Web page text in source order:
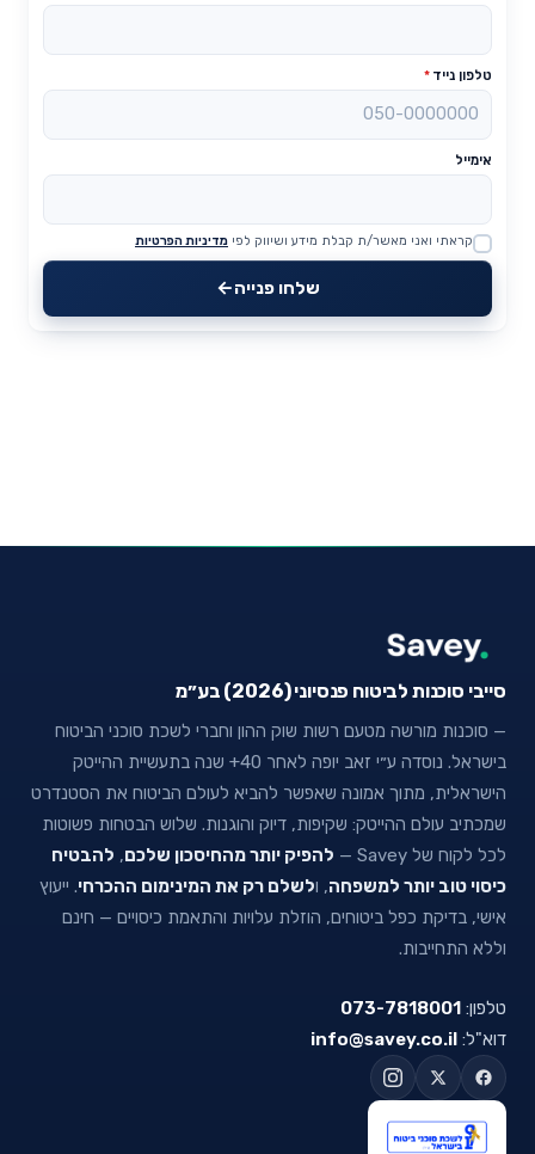
טלפון נייד *
אימייל
Website
קראתי ואני מאשר/ת קבלת מידע ושיווק לפי מדיניות הפרטיות
שלחו פנייה
סייבי סוכנות לביטוח פנסיוני (2026) בע״מ
— סוכנות מורשה מטעם רשות שוק ההון וחברי לשכת סוכני הביטוח
בישראל. נוסדה ע״י זאב יופה לאחר 40+ שנה בתעשיית ההייטק
הישראלית, מתוך אמונה שאפשר להביא לעולם הביטוח את הסטנדרט
שמכתיב עולם ההייטק: שקיפות, דיוק והוגנות. שלוש הבטחות פשוטות
לכל לקוח של Savey —
להפיק יותר מהחיסכון שלכם, להבטיח
כיסוי טוב יותר למשפחה, ולשלם רק את המינימום ההכרחי. ייעוץ
אישי, בדיקת כפל ביטוחים, הוזלת עלויות והתאמת כיסויים — חינם
וללא התחייבות.
טלפון: 073-7818001
דוא"ל: info@savey.co.il